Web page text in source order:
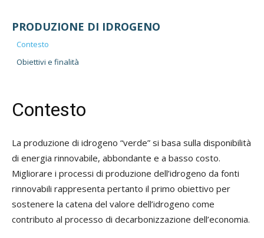
PRODUZIONE DI IDROGENO
Contesto
Obiettivi e finalità
Contesto
La produzione di idrogeno “verde” si basa sulla disponibilità
di energia rinnovabile, abbondante e a basso costo.
Migliorare i processi di produzione dell’idrogeno da fonti
rinnovabili rappresenta pertanto il primo obiettivo per
sostenere la catena del valore dell’idrogeno come
contributo al processo di decarbonizzazione dell’economia.